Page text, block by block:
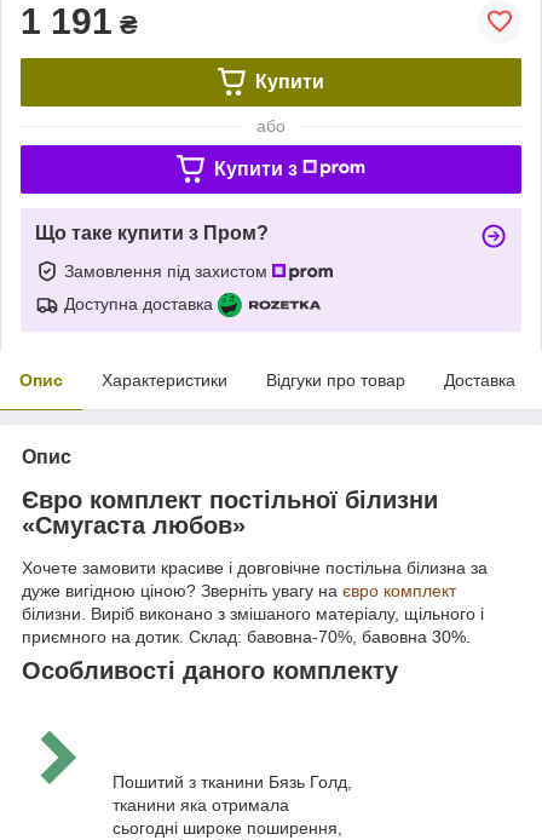
1 191 ₴
Купити
або
Купити з
Що таке купити з Пром?
Замовлення під захистом
Доступна доставка
Опис Характеристики Відгуки про товар Доставка
Опис
Євро комплект постільної білизни
«Смугаста любов»
Хочете замовити красиве і довговічне постільна білизна за
дуже вигідною ціною? Зверніть увагу на євро комплект
білизни. Виріб виконано з змішаного матеріалу, щільного і
приємного на дотик. Склад: бавовна-70%, бавовна 30%.
Особливості даного комплекту
Пошитий з тканини Бязь Голд,
тканини яка отримала
сьогодні широке поширення,